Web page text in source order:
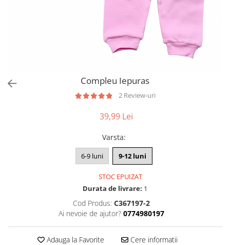
Compleu Iepuras
2 Review-uri
39,99 Lei
Varsta:
6-9 luni 9-12 luni
STOC EPUIZAT
Durata de livrare: 1
Cod Produs: C367197-2
Ai nevoie de ajutor? 0774980197
Adauga la Favorite Cere informatii